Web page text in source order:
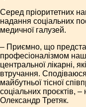
Серед пріоритетних
надання соціальних
медичної галузей.
– Приємно, що
професіоналізмом
центральної лікарні,
втручання.
майбутньої тісної
соціальних проєктів,
Олександр Третяк.